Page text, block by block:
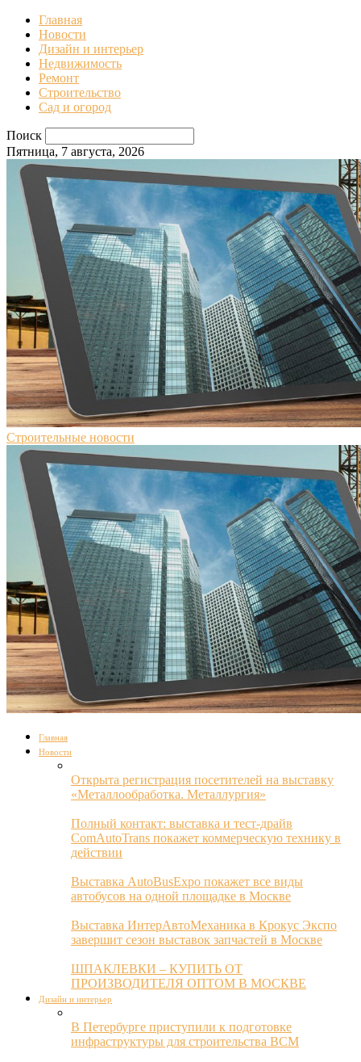
Главная
Новости
Дизайн и интерьер
Недвижимость
Ремонт
Строительство
Сад и огород
Поиск
Пятница, 7 августа, 2026
Строительные новости
Главная
Новости
Открыта регистрация посетителей на выставку
«Металлообработка. Металлургия»
Полный контакт: выставка и тест-драйв
ComAutoTrans покажет коммерческую технику в
действии
Выставка AutoBusExpo покажет все виды
автобусов на одной площадке в Москве
Выставка ИнтерАвтоМеханика в Крокус Экспо
завершит сезон выставок запчастей в Москве
ШПАКЛЕВКИ – КУПИТЬ ОТ
ПРОИЗВОДИТЕЛЯ ОПТОМ В МОСКВЕ
Дизайн и интерьер
В Петербурге приступили к подготовке
инфраструктуры для строительства ВСМ